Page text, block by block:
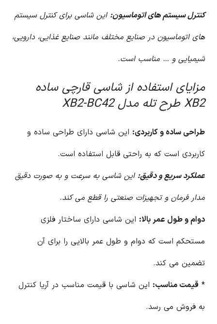
کنترل سیستم های اتوماسیون: این شاسی برای کنترل سیستم
های اتوماسیون در صنایع مختلف مانند صنایع غذایی، دارویی،
شیمیایی و … مناسب است.
مزایای استفاده از شاسی قارچی ساده
XB2 طرح تله مدل XB2-BC42
طراحی ساده و کاربردی: این شاسی دارای طراحی ساده و
کاربردی است که به راحتی قابل استفاده است.
عملکرد سریع و دقیق: این شاسی به سرعت و به صورت دقیق
مدار فرمان و تجهیزات صنعتی را قطع می کند.
دوام و طول عمر بالا: این شاسی دارای ساختار فلزی
مستحکم است که دوام و طول عمر بالایی را برای آن
تضمین می کند.
* قیمت مناسب: این شاسی با قیمت مناسب در آریا کنترل
به فروش می رسد.